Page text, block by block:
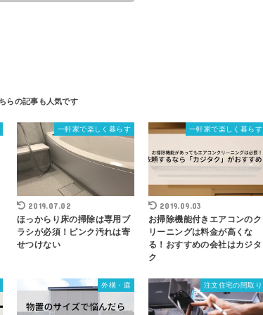
一軒家で楽しく暮らす
2019.07.02
ほっからり床の掃除は専用ブ
ラシが必須！ピンク汚れは寄
せつけない
一軒家で楽しく暮らす
2019.09.03
お掃除機能付きエアコンのク
リーニングは料金が高くな
る！おすすめの会社はカジタ
ク
外構・庭 注文住宅の間取り